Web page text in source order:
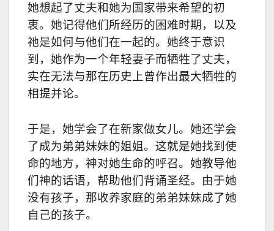
她想起了丈夫和她为国家带来希望的初
衷。她记得他们所经历的困难时期，以及
祂是如何与他们在一起的。她终于意识
到，她作为一个年轻妻子而牺牲了丈夫，
实在无法与那在历史上曾作出最大牺牲的
相提并论。
于是，她学会了在新家做女儿。她还学会
了成为弟弟妹妹的姐姐。这就是她找到使
命的地方，神对她生命的呼召。她教导他
们神的话语，帮助他们背诵圣经。由于她
没有孩子，那收养家庭的弟弟妹妹成了她
自己的孩子。